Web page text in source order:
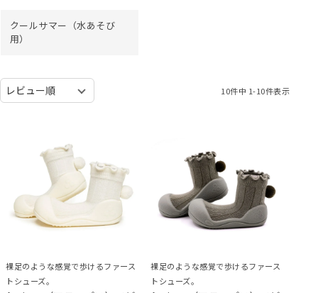
クールサマー（水あそび
用）
10件中 1-10件表示
裸足のような感覚で歩けるファース
トシューズ。
裸足のような感覚で歩けるファース
トシューズ。